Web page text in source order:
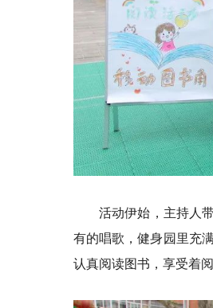
活动伊始，主持人
有的唱歌，健身园里充
认真阅读图书，享受着